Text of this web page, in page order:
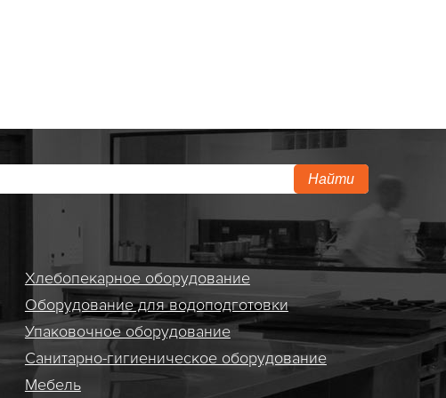
Найти
Хлебопекарное оборудование
Оборудование для водоподготовки
Упаковочное оборудование
Санитарно-гигиеническое оборудование
Мебель